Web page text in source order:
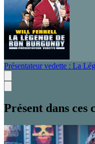
Présentateur vedette : La
Présent dans ces